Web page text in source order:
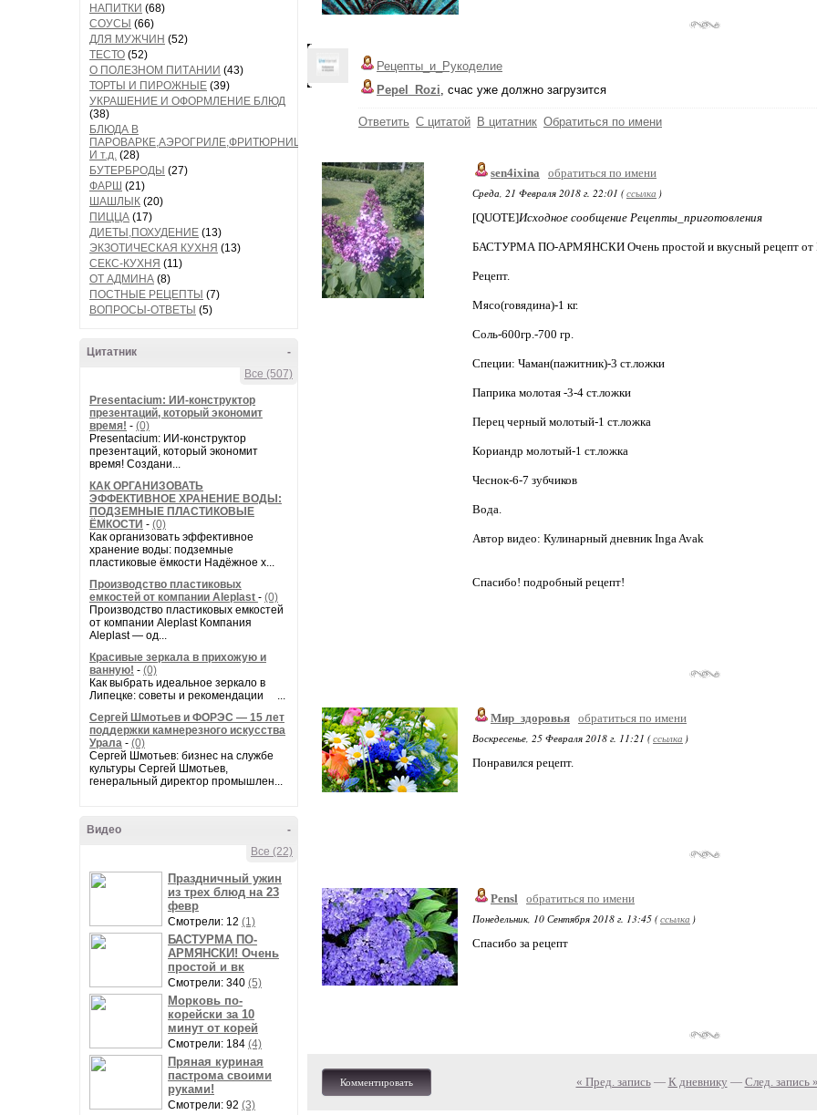
НАПИТКИ (68)
СОУСЫ (66)
ДЛЯ МУЖЧИН (52)
ТЕСТО (52)
О ПОЛЕЗНОМ ПИТАНИИ (43)
ТОРТЫ И ПИРОЖНЫЕ (39)
УКРАШЕНИЕ И ОФОРМЛЕНИЕ БЛЮД
(38)
БЛЮДА В
ПАРОВАРКЕ,АЭРОГРИЛЕ,ФРИТЮРНИЦЕ
И т.д. (28)
БУТЕРБРОДЫ (27)
ФАРШ (21)
ШАШЛЫК (20)
ПИЦЦА (17)
ДИЕТЫ,ПОХУДЕНИЕ (13)
ЭКЗОТИЧЕСКАЯ КУХНЯ (13)
СЕКС-КУХНЯ (11)
ОТ АДМИНА (8)
ПОСТНЫЕ РЕЦЕПТЫ (7)
ВОПРОСЫ-ОТВЕТЫ (5)
-
Цитатник
Все (507)
Presentacium: ИИ‑конструктор
презентаций, который экономит
время! - (0)
Presentacium: ИИ‑конструктор
презентаций, который экономит
время! Создани...
КАК ОРГАНИЗОВАТЬ
ЭФФЕКТИВНОЕ ХРАНЕНИЕ ВОДЫ:
ПОДЗЕМНЫЕ ПЛАСТИКОВЫЕ
ЁМКОСТИ - (0)
Как организовать эффективное
хранение воды: подземные
пластиковые ёмкости Надёжное х...
Производство пластиковых
емкостей от компании Aleplast - (0)
Производство пластиковых емкостей
от компании Aleplast Компания
Aleplast — од...
Красивые зеркала в прихожую и
ванную! - (0)
Как выбрать идеальное зеркало в
Липецке: советы и рекомендации ...
Сергей Шмотьев и ФОРЭС — 15 лет
поддержки камнерезного искусства
Урала - (0)
Сергей Шмотьев: бизнес на службе
культуры Сергей Шмотьев,
генеральный директор промышлен...
-
Видео
Все (22)
Праздничный ужин
из трех блюд на 23
февр
Смотрели: 12 (1)
БАСТУРМА ПО-
АРМЯНСКИ! Очень
простой и вк
Смотрели: 340 (5)
Морковь по-
корейски за 10
минут от корей
Смотрели: 184 (4)
Пряная куриная
пастрома своими
руками!
Смотрели: 92 (3)
Рецепты_и_Рукоделие
Pepel_Rozi, счас уже должно загрузится
Ответить С цитатой В цитатник Обратиться по имени
sen4ixina
обратиться по имени
Среда, 21 Февраля 2018 г. 22:01 (ссылка )
[QUOTE]Исходное сообщение Рецепты_приготовления
БАСТУРМА ПО-АРМЯНСКИ Очень простой и вкусный рецепт от
Рецепт.
Мясо(говядина)-1 кг.
Соль-600гр.-700 гр.
Специи: Чаман(пажитник)-3 ст.ложки
Паприка молотая -3-4 ст.ложки
Перец черный молотый-1 ст.ложка
Кориандр молотый-1 ст.ложка
Чеснок-6-7 зубчиков
Вода.
Автор видео: Кулинарный дневник Inga Avak
Спасибо! подробный рецепт!
Мир_здоровья обратиться по имени
Воскресенье, 25 Февраля 2018 г. 11:21 (ссылка )
Понравился рецепт.
Pensl обратиться по имени
Понедельник, 10 Сентября 2018 г. 13:45 (ссылка )
Спасибо за рецепт
Комментировать « Пред. запись— К дневнику — След. запись »